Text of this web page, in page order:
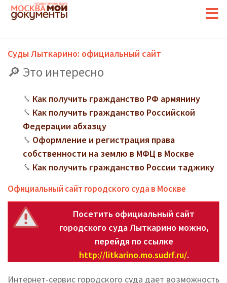
Суды Лыткарино: официальный сайт
Это интересно
Как получить гражданство РФ армянину
Как получить гражданство Российской
Федерации абхазцу
Оформление и регистрация права
собственности на землю в МФЦ в Москве
Как получить гражданство России таджику
Официальный сайт городского суда в Москве
Посетить официальный сайт
городского суда Лыткарино можно,
перейдя по ссылке
http://litkarino.mo.sudrf.ru/.
Интернет-сервис городского суда дает возможность